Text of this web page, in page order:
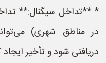
* **تداخل سیگنال:**
در مناطق شهری)
دریافتی شود و تأخیر ایجاد